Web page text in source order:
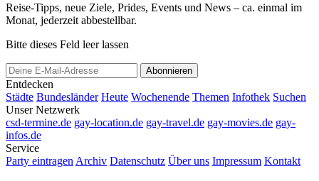
Reise-Tipps, neue Ziele, Prides, Events und News – ca. einmal im
Monat, jederzeit abbestellbar.
Bitte dieses Feld leer lassen
Abonnieren
Entdecken
Städte Bundesländer Heute Wochenende Themen Infothek Suchen
Unser Netzwerk
csd-termine.de gay-location.de gay-travel.de gay-movies.de gay-
infos.de
Service
Party eintragen Archiv Datenschutz Über uns Impressum Kontakt